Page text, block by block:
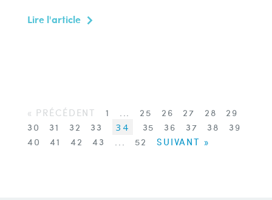
Lire l'article
« PRÉCÉDENT 1 ... 25 26 27 28
29
30
31 32 33 34 35 36 37 38
39
40
41 42 43 ... 52 SUIVANT »